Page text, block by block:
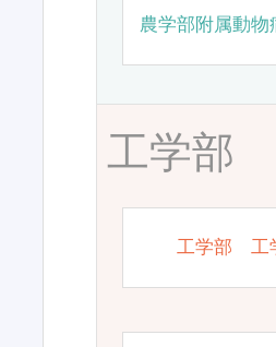
農学部附属動物
工学部
工学部 工